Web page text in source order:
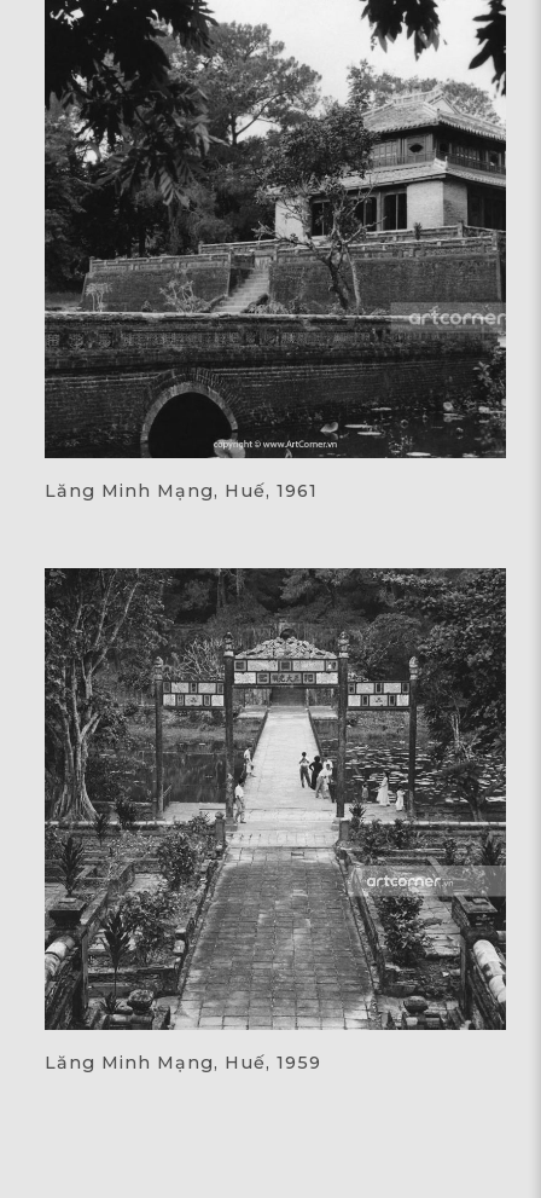
Lăng Minh Mạng, Huế, 1961
Lăng Minh Mạng, Huế, 1959